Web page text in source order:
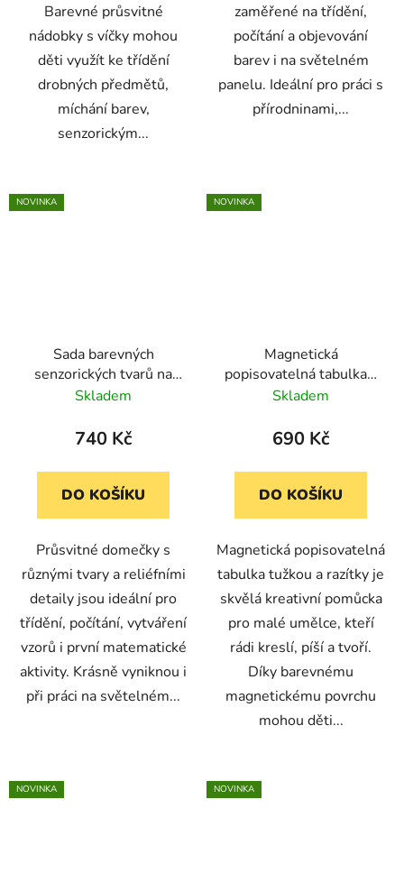
Barevné průsvitné
nádobky s víčky mohou
děti využít ke třídění
drobných předmětů,
míchání barev,
senzorickým...
zaměřené na třídění,
počítání a objevování
barev i na světelném
panelu. Ideální pro práci s
přírodninami,...
NOVINKA
Sada barevných
senzorických tvarů na
třídění - Domečky (72
Skladem
740 Kč
DO KOŠÍKU
Průsvitné domečky s
různými tvary a reliéfními
detaily jsou ideální pro
třídění, počítání, vytváření
vzorů i první matematické
aktivity. Krásně vyniknou i
při práci na světelném...
NOVINKA
Magnetická
popisovatelná tabulka s
tužkou a razítky
Skladem
690 Kč
DO KOŠÍKU
Magnetická popisovatelná
tabulka tužkou a razítky je
skvělá kreativní pomůcka
pro malé umělce, kteří
rádi kreslí, píší a tvoří.
Díky barevnému
magnetickému povrchu
mohou děti...
NOVINKA NOVINKA